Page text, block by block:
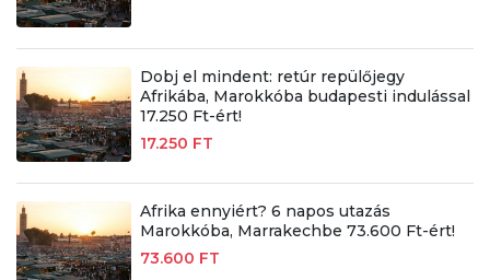
Dobj el mindent: retúr repülőjegy
Afrikába, Marokkóba budapesti indulással
17.250 Ft-ért!
17.250 FT
Afrika ennyiért? 6 napos utazás
Marokkóba, Marrakechbe 73.600 Ft-ért!
73.600 FT